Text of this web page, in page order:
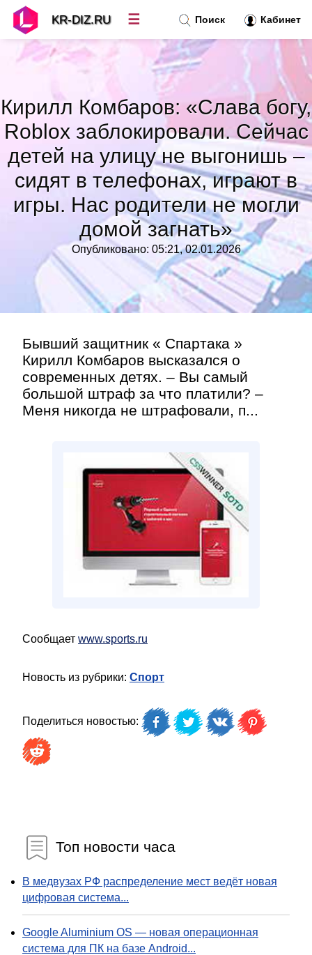
Кирилл Комбаров: «Слава богу,
Roblox заблокировали. Сейчас
детей на улицу не выгонишь –
сидят в телефонах, играют в
игры. Нас родители не могли
домой загнать»
Опубликовано: 05:21, 02.01.2026
Бывший защитник « Спартака »
Кирилл Комбаров высказался о
современных детях. – Вы самый
большой штраф за что платили? –
Меня никогда не штрафовали, п...
Сообщает www.sports.ru
Новость из рубрики: Спорт
Поделиться новостью:
Топ новости часа
В медвузах РФ распределение мест ведёт новая
цифровая система...
Google Aluminium OS — новая операционная
система для ПК на базе Android...
Поиск Кабинет
KR-DIZ.RU ☰
Новости
Топ новостей»
Рубрики »
»
»